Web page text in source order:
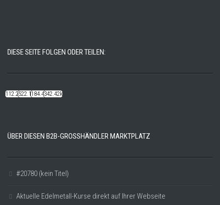
DIESE SEITE FOLGEN ODER TEILEN:
112.22k522.14k184.48k342.42k
ÜBER DIESEN B2B-GROSSHÄNDLER MARKTPLATZ
#20780 (kein Titel)
Aktuelle Edelmetall-Kurse direkt auf Ihrer Webseite